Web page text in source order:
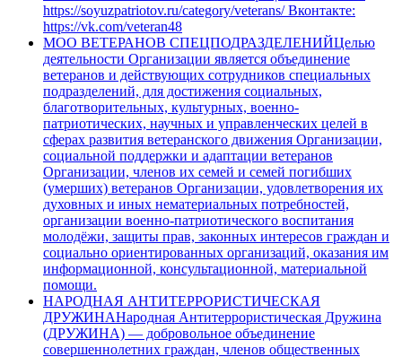
https://soyuzpatriotov.ru/category/veterans/ Вконтакте:
https://vk.com/veteran48
МОО ВЕТЕРАНОВ СПЕЦПОДРАЗДЕЛЕНИЙЦелью
деятельности Организации является объединение
ветеранов и действующих сотрудников специальных
подразделений, для достижения социальных,
благотворительных, культурных, военно-
патриотических, научных и управленческих целей в
сферах развития ветеранского движения Организации,
социальной поддержки и адаптации ветеранов
Организации, членов их семей и семей погибших
(умерших) ветеранов Организации, удовлетворения их
духовных и иных нематериальных потребностей,
организации военно-патриотического воспитания
молодёжи, защиты прав, законных интересов граждан и
социально ориентированных организаций, оказания им
информационной, консультационной, материальной
помощи.
НАРОДНАЯ АНТИТЕРРОРИСТИЧЕСКАЯ
ДРУЖИНАНародная Антитеррористическая Дружина
(ДРУЖИНА) — добровольное объединение
совершеннолетних граждан, членов общественных